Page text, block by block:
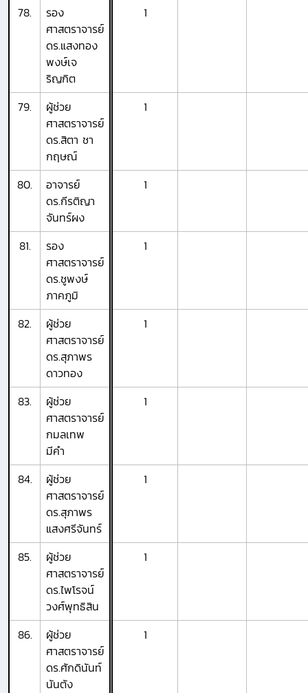
78.
รอง
ศาสตราจารย์
ดร.แสงทอง
พงษ์เจ
ริญกิต
1
79.
ผู้ช่วย
ศาสตราจารย์
ดร.สิตา ชา
กฤษณ์
1
80.
อาจารย์
ดร.กีรติญา
จันทร์ผง
1
81.
รอง
ศาสตราจารย์
ดร.ชูพงษ์
ภาคภูมิ
1
82.
ผู้ช่วย
ศาสตราจารย์
ดร.สุภาพร
ดาวทอง
1
83.
ผู้ช่วย
ศาสตราจารย์
กมลเทพ
มีคำ
1
84.
ผู้ช่วย
ศาสตราจารย์
ดร.สุภาพร
แสงศรีจันทร์
1
85.
ผู้ช่วย
ศาสตราจารย์
ดร.ไพโรจน์
วงศ์พุทธิสิน
1
86.
ผู้ช่วย
ศาสตราจารย์
ดร.ศักดินันท์
นันตัง
1